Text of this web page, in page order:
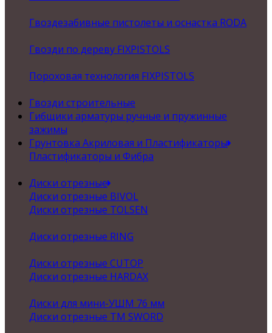
Гвоздезабивные пистолеты и оснастка RODA
Гвозди по дереву FIXPISTOLS
Пороховая технология FIXPISTOLS
Гвозди строительные
Гибщики арматуры ручные и пружинные
зажимы
Грунтовка Акриловая и Пластификаторы
Пластификаторы и Фибра
Диски отрезные
Диски отрезные BIVOL
Диски отрезные TOLSEN
Диски отрезные RING
Диски отрезные CUTOP
Диски отрезные HARDAX
Диски для мини-УШМ 76 мм
Диски отрезные ТМ SWORD